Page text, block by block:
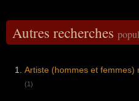
Autres recherches
Artiste (hommes et femmes)
(1)